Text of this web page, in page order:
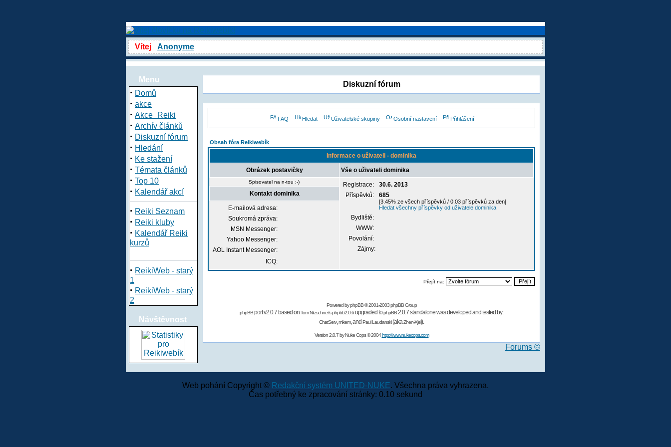
Vítej Anonyme
Menu
· Domů
· akce
· Akce_Reiki
· Archív článků
· Diskuzní fórum
· Hledání
· Ke stažení
· Témata článků
· Top 10
· Kalendář akcí
· Reiki Seznam
· Reiki kluby
· Kalendář Reiki
kurzů
· ReikiWeb - starý
1
· ReikiWeb - starý
2
Návštěvnost
Diskuzní fórum
FAQ Hledat Uživatelské skupiny Osobní nastavení Přihlášení
Obsah fóra Reikiwebík
Informace o uživateli - dominika
Obrázek postavičky Vše o uživateli dominika
Spisovatel na n-tou :-) Registrace:
30.6. 2013
Příspěvků:
685
[3.45% ze všech příspěvků / 0.03 příspěvků za den]
Hledat všechny příspěvky od uživatele dominika
Bydliště:
WWW:
Povolání:
Zájmy:
Kontakt dominika
E-mailová adresa:
Soukromá zpráva:
MSN Messenger:
Yahoo Messenger:
AOL Instant Messenger:
ICQ:
Přejít na:
Powered byphpBB© 2001-2003 phpBB Group
phpBBport v2.0.7 based onTom Nitzschner'sphpbb2.0.6upgraded tophpBB2.0.7 standalone was developed and tested by:
ChatServ,mikem,and Paul Laudanski(akaZhen-Xjell).
Version 2.0.7 byNuke Cops© 2004http://www.nukecops.com
Forums ©
Web pohání Copyright © Redakční systém UNITED-NUKE. Všechna práva vyhrazena.
Čas potřebný ke zpracování stránky: 0.10 sekund